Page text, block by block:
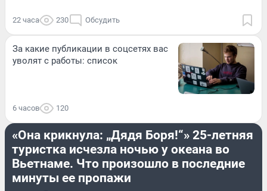
22 часа 230 Обсудить
За какие публикации в соцсетях вас
уволят с работы: список
6 часов 120
ПРОИСШЕСТВИЯ
«Она крикнула: „Дядя Боря!“» 25-летняя
туристка исчезла ночью у океана во
Вьетнаме. Что произошло в последние
минуты ее пропажи